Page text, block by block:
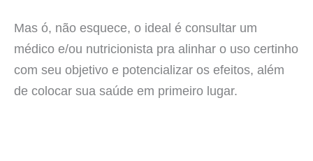
Mas ó, não esquece, o ideal é consultar um
médico e/ou nutricionista pra alinhar o uso certinho
com seu objetivo e potencializar os efeitos, além
de colocar sua saúde em primeiro lugar.